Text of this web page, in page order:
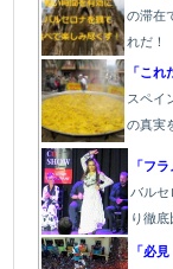
の滞在
れだ！
「こ
スペイ
の真実
「フ
バルセ
り徹
「必